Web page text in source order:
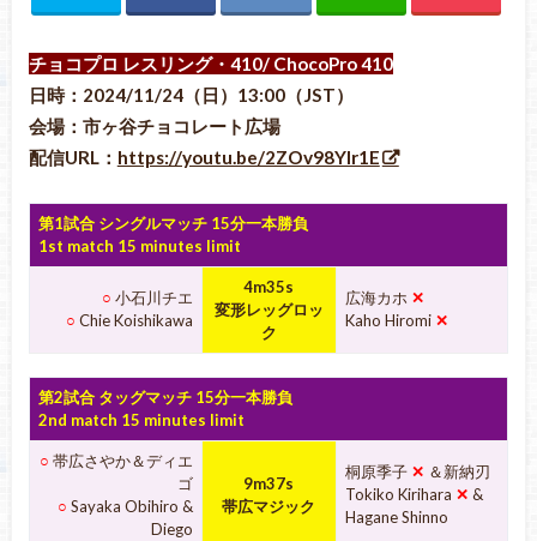
チョコプロ レスリング・410/ ChocoPro 410
日時：2024/11/24（日）13:00（JST）
会場：市ヶ谷チョコレート広場
配信URL： https://youtu.be/2ZOv98YIr1E
第1試合 シングルマッチ 15分一本勝負
1st match 15 minutes limit
○ 小石川チエ
○ Chie Koishikawa
4m35s
変形レッグロッ
ク
広海カホ ✕
Kaho Hiromi ✕
第2試合 タッグマッチ 15分一本勝負
2nd match 15 minutes limit
○ 帯広さやか＆ディエ
ゴ
○ Sayaka Obihiro &
Diego
9m37s
帯広マジック
桐原季子 ✕ ＆新納刃
Tokiko Kirihara ✕ &
Hagane Shinno